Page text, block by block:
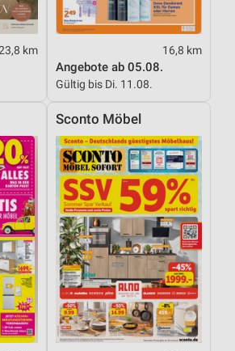
km 16,8 km
Angebote ab 05.08.
Gültig bis Di. 11.08.
Sconto Möbel